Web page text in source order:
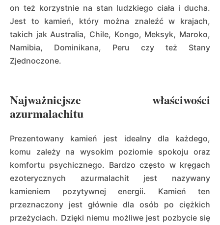
on też korzystnie na stan ludzkiego ciała i ducha.
Jest to kamień, który można znaleźć w krajach,
takich jak Australia, Chile, Kongo, Meksyk, Maroko,
Namibia, Dominikana, Peru czy też Stany
Zjednoczone.
Najważniejsze właściwości
azurmalachitu
Prezentowany kamień jest idealny dla każdego,
komu zależy na wysokim poziomie spokoju oraz
komfortu psychicznego. Bardzo często w kręgach
ezoterycznych azurmalachit jest nazywany
kamieniem pozytywnej energii. Kamień ten
przeznaczony jest głównie dla osób po ciężkich
przeżyciach. Dzięki niemu możliwe jest pozbycie się